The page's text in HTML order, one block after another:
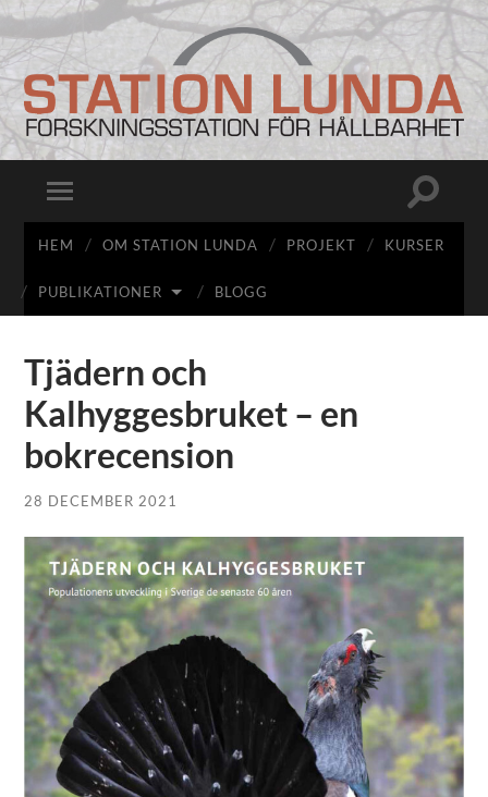
Station
Lunda
Slå
på/av
mobilmeny
Slå
HEM OM STATION LUNDA PROJEKT KURSER
PUBLIKATIONER BLOGG
Tjädern och
Kalhyggesbruket – en
bokrecension
28 DECEMBER 2021